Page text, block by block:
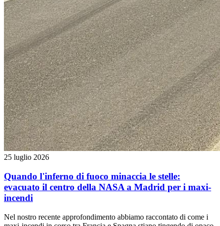
25 luglio 2026
Quando l'inferno di fuoco minaccia le stelle:
evacuato il centro della NASA a Madrid per i maxi-
incendi
Nel nostro recente approfondimento abbiamo raccontato di come i